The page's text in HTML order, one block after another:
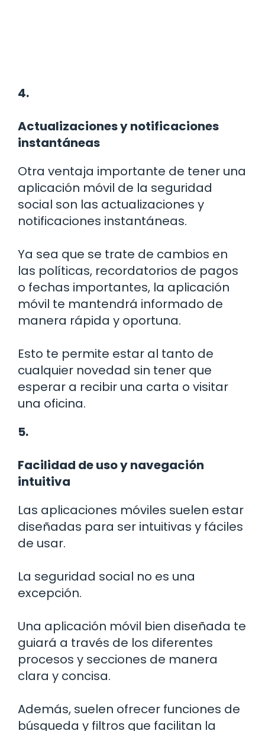
4.
Actualizaciones y notificaciones
instantáneas
Otra ventaja importante de tener una
aplicación móvil de la seguridad
social son las actualizaciones y
notificaciones instantáneas.
Ya sea que se trate de cambios en
las políticas, recordatorios de pagos
o fechas importantes, la aplicación
móvil te mantendrá informado de
manera rápida y oportuna.
Esto te permite estar al tanto de
cualquier novedad sin tener que
esperar a recibir una carta o visitar
una oficina.
5.
Facilidad de uso y navegación
intuitiva
Las aplicaciones móviles suelen estar
diseñadas para ser intuitivas y fáciles
de usar.
La seguridad social no es una
excepción.
Una aplicación móvil bien diseñada te
guiará a través de los diferentes
procesos y secciones de manera
clara y concisa.
Además, suelen ofrecer funciones de
búsqueda y filtros que facilitan la